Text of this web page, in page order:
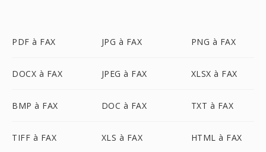
PDF à FAX JPG à FAX PNG à FAX
DOCX à FAX JPEG à FAX XLSX à FAX
BMP à FAX DOC à FAX TXT à FAX
TIFF à FAX XLS à FAX HTML à FAX